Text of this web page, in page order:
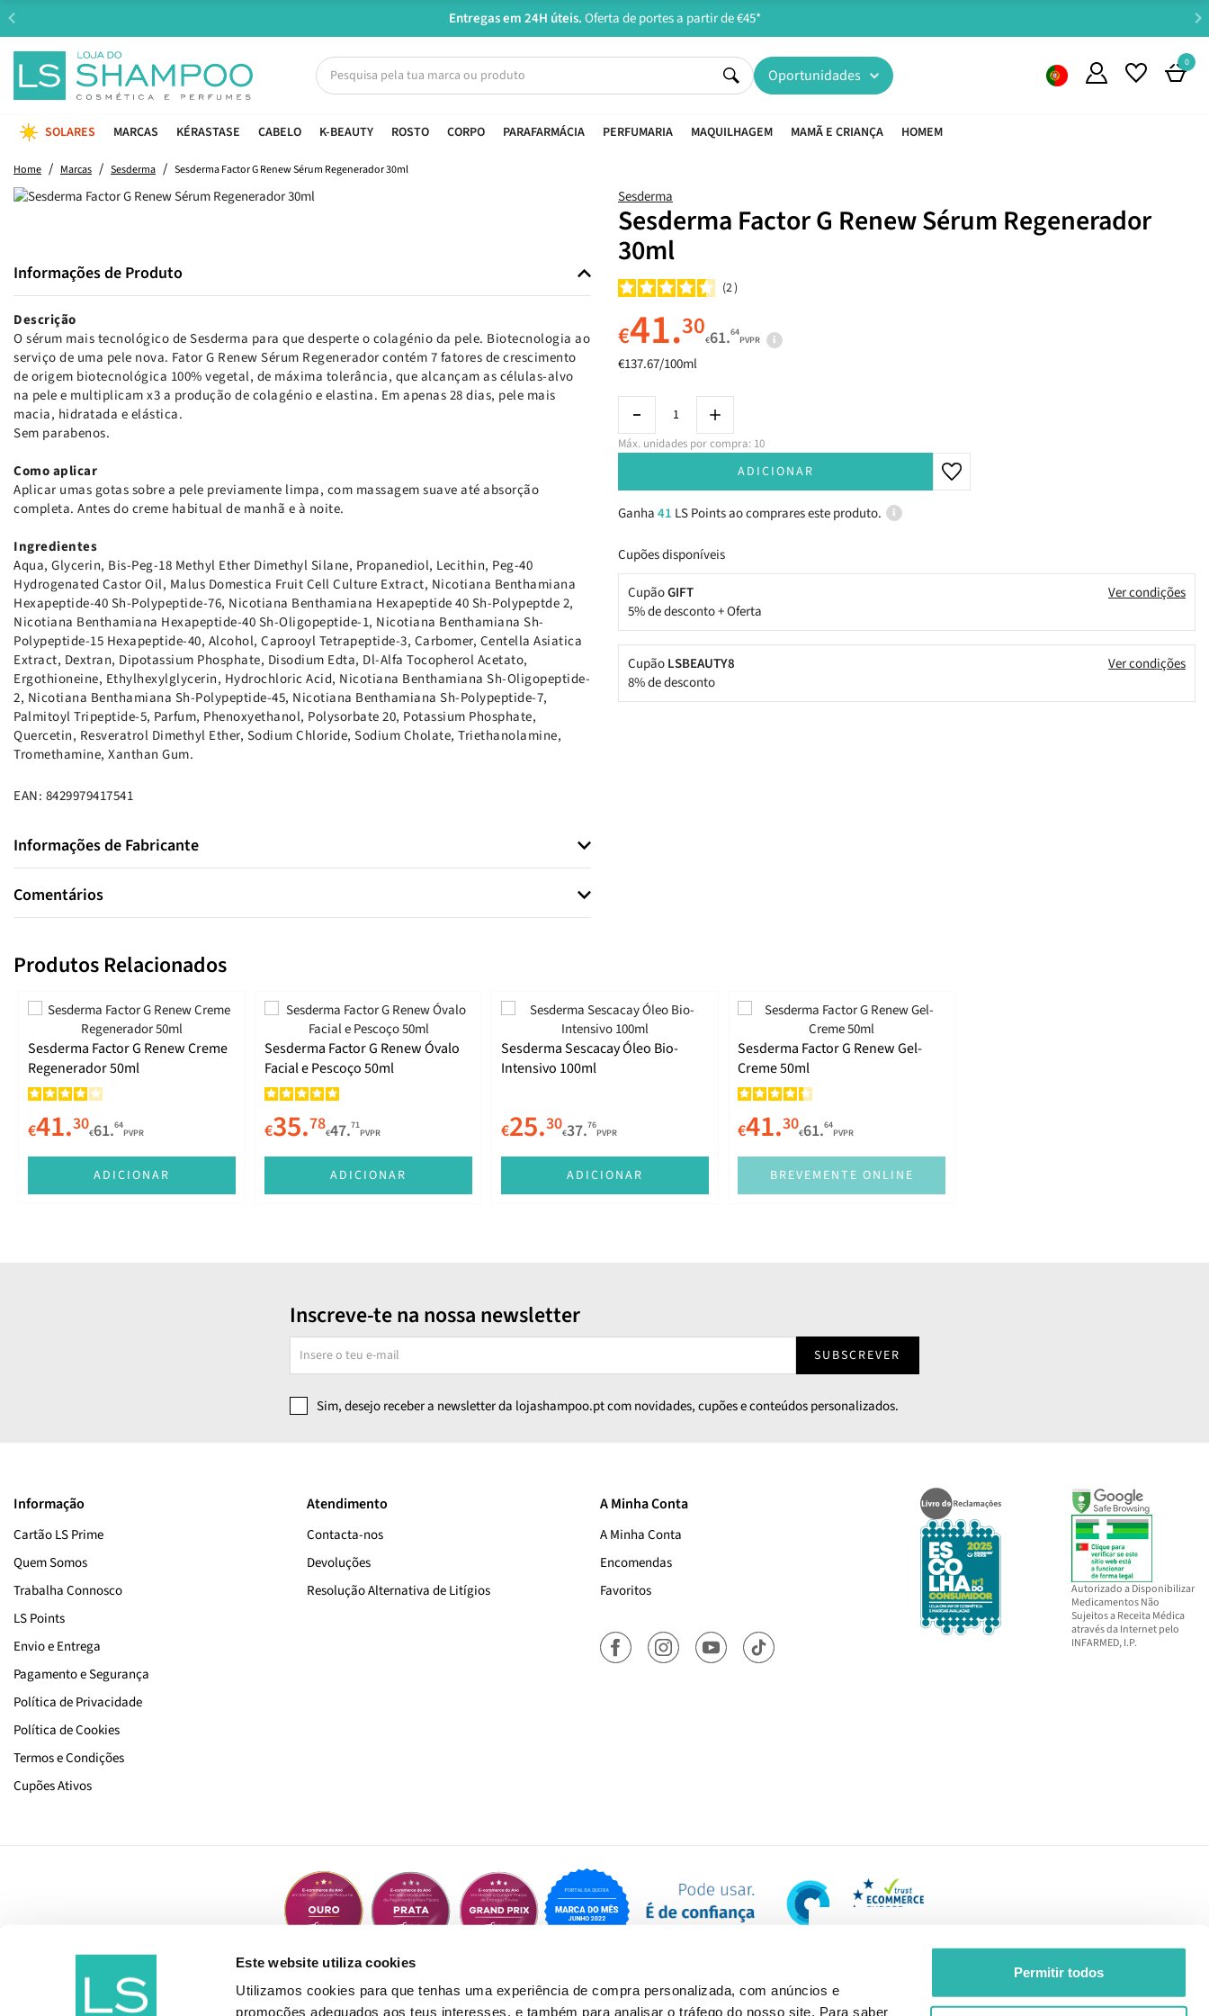
Este website utiliza cookies
Utilizamos cookies para que tenhas uma experiência de compra personalizada, com anúncios e
promoções adequados aos teus interesses, e também para analisar o tráfego do nosso site. Para saber
Permitir todos
Entregas em 24H úteis.Oferta de portes a partir de €45*
Oportunidades
0
SOLARES MARCAS KÉRASTASE CABELO K-BEAUTY ROSTO CORPO PARAFARMÁCIA PERFUMARIA MAQUILHAGEM MAMÃ E CRIANÇA HOMEM
Home Marcas Sesderma Sesderma Factor G Renew Sérum Regenerador 30ml
Informações de Produto
Descrição
O sérum mais tecnológico de Sesderma para que desperte o colagénio da pele. Biotecnologia ao
serviço de uma pele nova. Fator G Renew Sérum Regenerador contém 7 fatores de crescimento
de origem biotecnológica 100% vegetal, de máxima tolerância, que alcançam as células-alvo
na pele e multiplicam x3 a produção de colagénio e elastina. Em apenas 28 dias, pele mais
macia, hidratada e elástica.
Sem parabenos.
Como aplicar
Aplicar umas gotas sobre a pele previamente limpa, com massagem suave até absorção
completa. Antes do creme habitual de manhã e à noite.
Ingredientes
Aqua, Glycerin, Bis-Peg-18 Methyl Ether Dimethyl Silane, Propanediol, Lecithin, Peg-40
Hydrogenated Castor Oil, Malus Domestica Fruit Cell Culture Extract, Nicotiana Benthamiana
Hexapeptide-40 Sh-Polypeptide-76, Nicotiana Benthamiana Hexapeptide 40 Sh-Polypeptde 2,
Nicotiana Benthamiana Hexapeptide-40 Sh-Oligopeptide-1, Nicotiana Benthamiana Sh-
Polypeptide-15 Hexapeptide-40, Alcohol, Caprooyl Tetrapeptide-3, Carbomer, Centella Asiatica
Extract, Dextran, Dipotassium Phosphate, Disodium Edta, Dl-Alfa Tocopherol Acetato,
Ergothioneine, Ethylhexylglycerin, Hydrochloric Acid, Nicotiana Benthamiana Sh-Oligopeptide-
2, Nicotiana Benthamiana Sh-Polypeptide-45, Nicotiana Benthamiana Sh-Polypeptide-7,
Palmitoyl Tripeptide-5, Parfum, Phenoxyethanol, Polysorbate 20, Potassium Phosphate,
Quercetin, Resveratrol Dimethyl Ether, Sodium Chloride, Sodium Cholate, Triethanolamine,
Tromethamine, Xanthan Gum.
EAN: 8429979417541
Informações de Fabricante
Comentários
Sesderma
Sesderma Factor G Renew Sérum Regenerador
30ml
2
€41.30€61.64
PVPR
€137.67/100ml
Máx. unidades por compra: 10
ADICIONAR
Ganha41 LS Points ao comprares este produto.
Cupões disponíveis
CupãoGIFT
5% de desconto + Oferta
Ver condições
CupãoLSBEAUTY8
8% de desconto
Ver condições
Produtos Relacionados
Sesderma Factor G Renew Creme
Regenerador 50ml
€41.30€61.64
PVPR
ADICIONAR
Sesderma Factor G Renew Óvalo
Facial e Pescoço 50ml
€35.78€47.71
PVPR
ADICIONAR
Sesderma Sescacay Óleo Bio-
Intensivo 100ml
€25.30€37.76
PVPR
ADICIONAR
Sesderma Factor G Renew Gel-
Creme 50ml
€41.30€61.64
PVPR
BREVEMENTE ONLINE
Inscreve-te na nossa newsletter
SUBSCREVER
Sim, desejo receber a newsletter da lojashampoo.pt com novidades, cupões e conteúdos personalizados.
Informação
Cartão LS Prime
Quem Somos
Trabalha Connosco
LS Points
Envio e Entrega
Pagamento e Segurança
Política de Privacidade
Política de Cookies
Termos e Condições
Cupões Ativos
Atendimento
Contacta-nos
Devoluções
Resolução Alternativa de Litígios
A Minha Conta
A Minha Conta
Encomendas
Favoritos
Autorizado a Disponibilizar
Medicamentos Não
Sujeitos a Receita Médica
através da Internet pelo
INFARMED, I.P.